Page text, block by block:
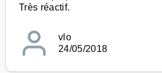
Très réactif.
vlo
24/05/2018